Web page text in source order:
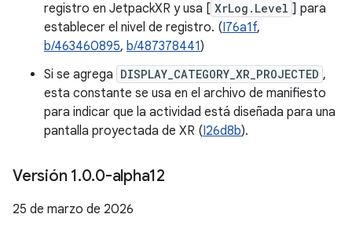
registro en JetpackXR y usa [ XrLog.Level ] para
establecer el nivel de registro. (I76a1f,
b/463460895, b/487378441)
Si se agrega DISPLAY_CATEGORY_XR_PROJECTED ,
esta constante se usa en el archivo de manifiesto
para indicar que la actividad está diseñada para una
pantalla proyectada de XR (I26d8b).
Versión 1.0.0-alpha12
25 de marzo de 2026